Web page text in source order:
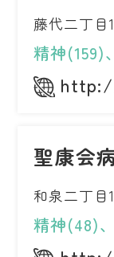
藤代二丁目
精神(159)
聖康会
和泉二丁目
精神(48)